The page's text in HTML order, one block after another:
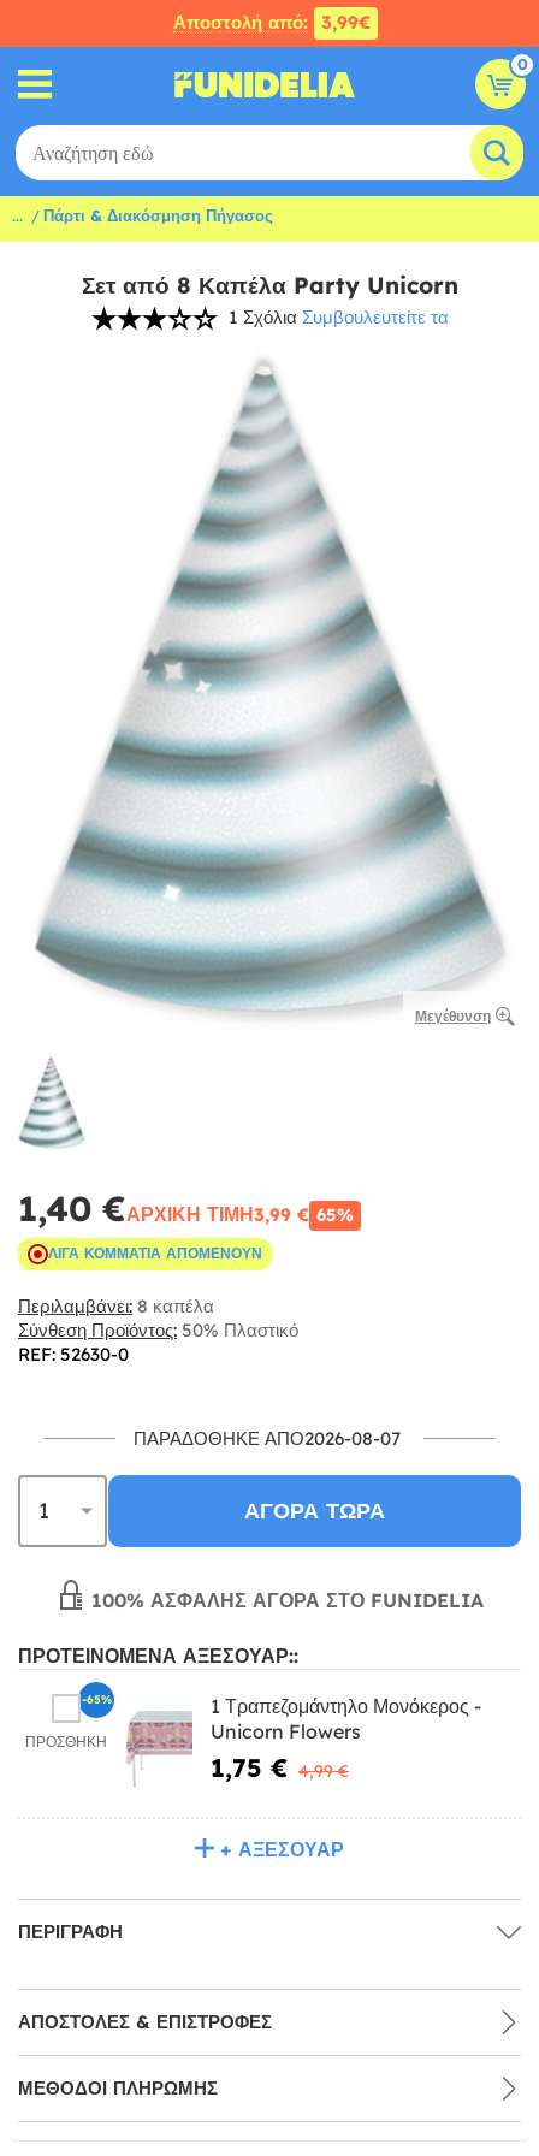
Αποστολή από: 3,99€
0
... Πάρτι & Διακόσμηση Πήγασος
Σετ από 8 Καπέλα Party Unicorn
1 Σχόλια Συμβουλευτείτε τα
Μεγέθυνση
1,40 €ΑΡΧΙΚΉ ΤΙΜΉ3,99 € 65%
ΛΊΓΑ ΚΟΜΜΆΤΙΑ ΑΠΟΜΈΝΟΥΝ
Περιλαμβάνει: 8 καπέλα
Σύνθεση Προϊόντος: 50% Πλαστικό
REF: 52630-0
ΠΑΡΑΔΌΘΗΚΕ ΑΠΌ2026-08-07
ΑΓΟΡΆ ΤΏΡΑ
100% ΑΣΦΑΛΉΣ ΑΓΟΡΆ ΣΤΟ FUNIDELIA
ΠΡΟΤΕΙΝΌΜΕΝΑ ΑΞΕΣΟΥΆΡ::
ΠΡΟΣΘΉΚΗ
1 Τραπεζομάντηλο Μονόκερος -
Unicorn Flowers
1,75 € 4,99 €
-65%
+ ΑΞΕΣΟΥΆΡ
ΠΕΡΙΓΡΑΦΉ
ΑΠΟΣΤΟΛΈΣ & ΕΠΙΣΤΡΟΦΈΣ
ΜΕΘΌΔΟΙ ΠΛΗΡΩΜΉΣ